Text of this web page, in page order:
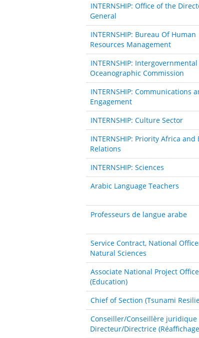
INTERNSHIP: Office of the
General
INTERNSHIP: Bureau Of Human
Resources Management
INTERNSHIP: Intergovernmental
Oceanographic Commission
INTERNSHIP: Communications
Engagement
INTERNSHIP: Culture Sector
INTERNSHIP: Priority Africa and
Relations
INTERNSHIP: Sciences
Arabic Language Teachers
Professeurs de langue arabe
Service Contract, National
Natural Sciences
Associate National Project
(Education)
Chief of Section (Tsunami
Conseiller/Conseillère juridique
Directeur/Directrice